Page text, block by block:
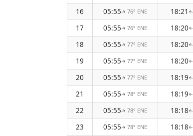
16
05:55↑ 76° ENE 18:21 ↑
17
05:55↑ 76° ENE 18:20↑
18
05:55↑ 77° ENE 18:20↑
19
05:55↑ 77° ENE 18:20↑
20
05:55↑ 77° ENE 18:19↑
21
05:55↑ 78° ENE 18:19↑
22
05:55↑ 78° ENE 18:18↑
23
05:55↑ 78° ENE 18:18↑